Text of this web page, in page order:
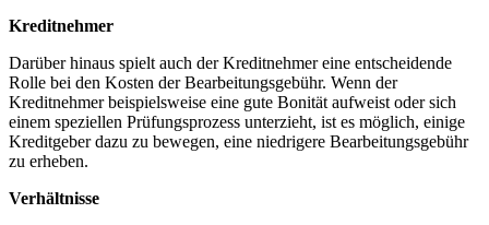
Kreditnehmer
Darüber hinaus⁤ spielt auch der Kreditnehmer eine entscheidende⁢
Rolle bei den ‍Kosten der Bearbeitungsgebühr. Wenn der
Kreditnehmer ‌beispielsweise eine ‌gute Bonität​ aufweist⁤ oder​ sich
einem speziellen Prüfungsprozess unterzieht, ist ⁢es möglich,‌ einige⁣
Kreditgeber dazu zu ⁣bewegen, eine⁤ niedrigere Bearbeitungsgebühr
zu erheben.
Verhältnisse